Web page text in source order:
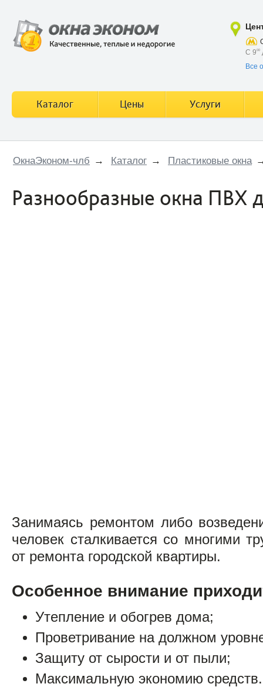
ОкнаЭконом-члб → Каталог → Пластиковые окна
Разнообразные окна ПВХ
Занимаясь ремонтом либо
человек сталкивается со многими
от ремонта городской квартиры.
Особенное внимание
Утепление и обогрев дома;
Проветривание на должном
Защиту от сырости и от пыли;
Максимальную экономию средств.
С 900
Все
Каталог Цены Услуги